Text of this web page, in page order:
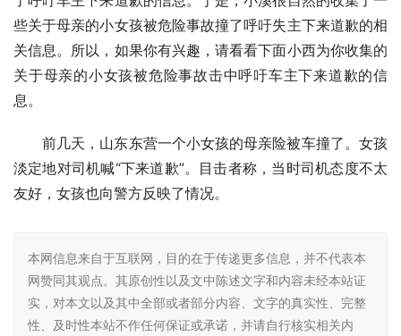
些关于母亲的小女孩被危险事故撞了呼吁失主下来道歉的相
关信息。所以，如果你有兴趣，请看看下面小西为你收集的
关于母亲的小女孩被危险事故击中呼吁车主下来道歉的信
息。
前几天，山东东营一个小女孩的母亲险被车撞了。女孩
淡定地对司机喊“下来道歉”。目击者称，当时司机态度不太
友好，女孩也向警方反映了情况。
本网信息来自于互联网，目的在于传递更多信息，并不代表本
网赞同其观点。其原创性以及文中陈述文字和内容未经本站证
实，对本文以及其中全部或者部分内容、文字的真实性、完整
性、及时性本站不作任何保证或承诺，并请自行核实相关内